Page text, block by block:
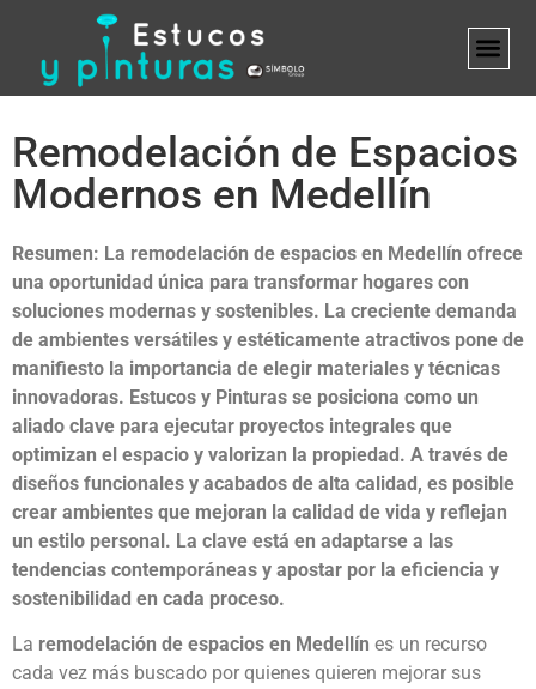
Remodelación de Espacios
Modernos en Medellín
Resumen: La remodelación de espacios en Medellín ofrece
una oportunidad única para transformar hogares con
soluciones modernas y sostenibles. La creciente demanda
de ambientes versátiles y estéticamente atractivos pone de
manifiesto la importancia de elegir materiales y técnicas
innovadoras. Estucos y Pinturas se posiciona como un
aliado clave para ejecutar proyectos integrales que
optimizan el espacio y valorizan la propiedad. A través de
diseños funcionales y acabados de alta calidad, es posible
crear ambientes que mejoran la calidad de vida y reflejan
un estilo personal. La clave está en adaptarse a las
tendencias contemporáneas y apostar por la eficiencia y
sostenibilidad en cada proceso.
La remodelación de espacios en Medellín es un recurso
cada vez más buscado por quienes quieren mejorar sus